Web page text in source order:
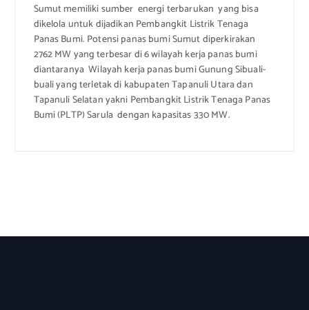
Sumut memiliki sumber energi terbarukan yang bisa
dikelola untuk dijadikan Pembangkit Listrik Tenaga
Panas Bumi. Potensi panas bumi Sumut diperkirakan
2762 MW yang terbesar di 6 wilayah kerja panas bumi
diantaranya Wilayah kerja panas bumi Gunung Sibuali-
buali yang terletak di kabupaten Tapanuli Utara dan
Tapanuli Selatan yakni Pembangkit Listrik Tenaga Panas
Bumi (PLTP) Sarula dengan kapasitas 330 MW.